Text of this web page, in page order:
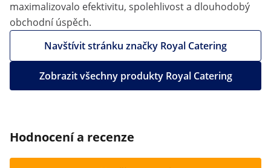
maximalizovalo efektivitu, spolehlivost a dlouhodobý
obchodní úspěch.
Navštívit stránku značky Royal Catering
Zobrazit všechny produkty Royal Catering
Hodnocení a recenze